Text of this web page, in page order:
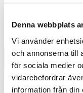
Denna webbplats
Vi använder
och annonserna till
för sociala medier
vidarebefordrar
information från din